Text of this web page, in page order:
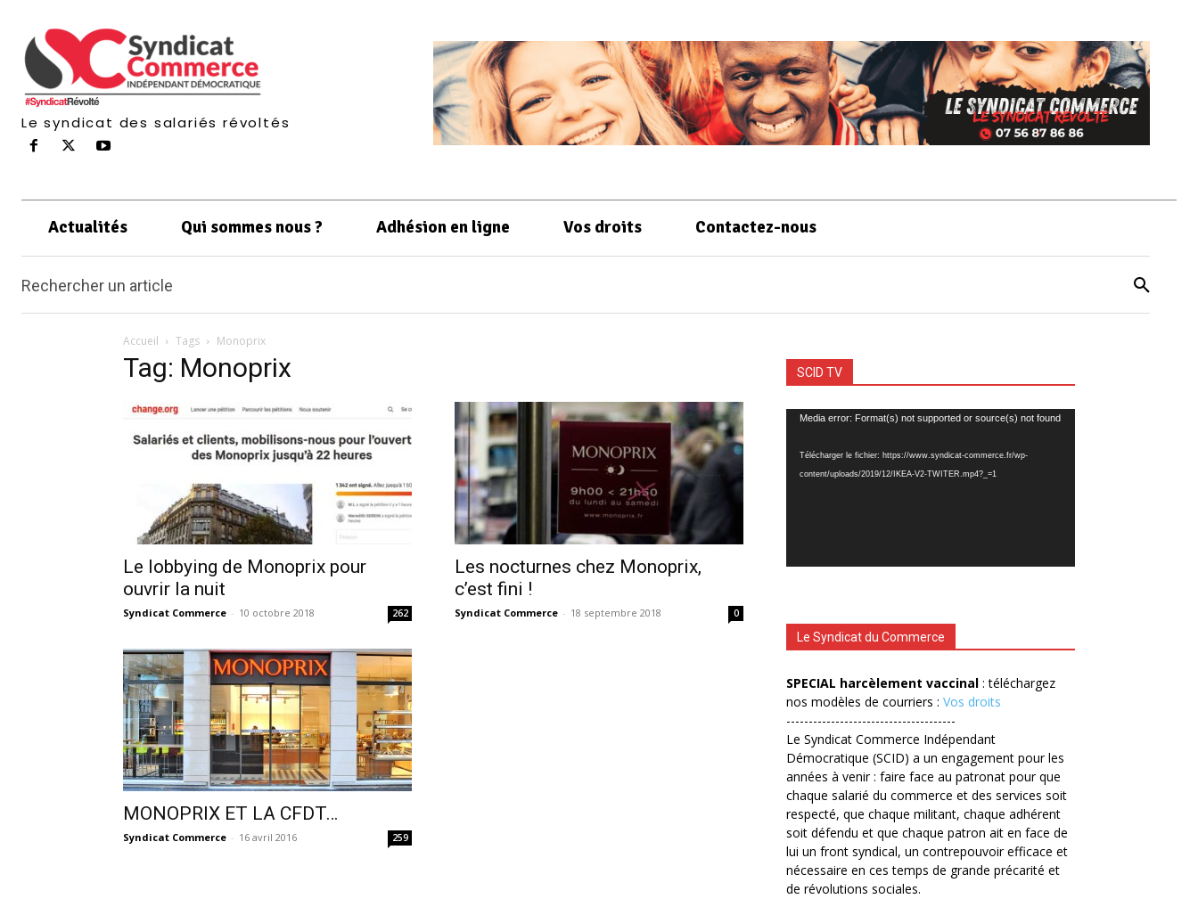
Le syndicat des salariés révoltés
Actualités Qui sommes nous ? Adhésion en ligne Vos droits Contactez-nous
Rechercher un article
Accueil Tags Monoprix
Tag: Monoprix
Le lobbying de Monoprix pour
ouvrir la nuit
Syndicat Commerce - 10 octobre 2018 262
Les nocturnes chez Monoprix,
c’est fini !
Syndicat Commerce - 18 septembre 2018 0
MONOPRIX ET LA CFDT…
Syndicat Commerce - 16 avril 2016 259
SCID TV
Lecteur
Media error: Format(s) not supported or source(s) not found
Télécharger le fichier: https://www.syndicat-commerce.fr/wp-
content/uploads/2019/12/IKEA-V2-TWITER.mp4?_=1
Le Syndicat du Commerce
SPECIAL harcèlement vaccinal : téléchargez
nos modèles de courriers : Vos droits
--------------------------------------
Le Syndicat Commerce Indépendant
Démocratique (SCID) a un engagement pour les
années à venir : faire face au patronat pour que
chaque salarié du commerce et des services soit
respecté, que chaque militant, chaque adhérent
soit défendu et que chaque patron ait en face de
lui un front syndical, un contrepouvoir efficace et
nécessaire en ces temps de grande précarité et
de révolutions sociales.